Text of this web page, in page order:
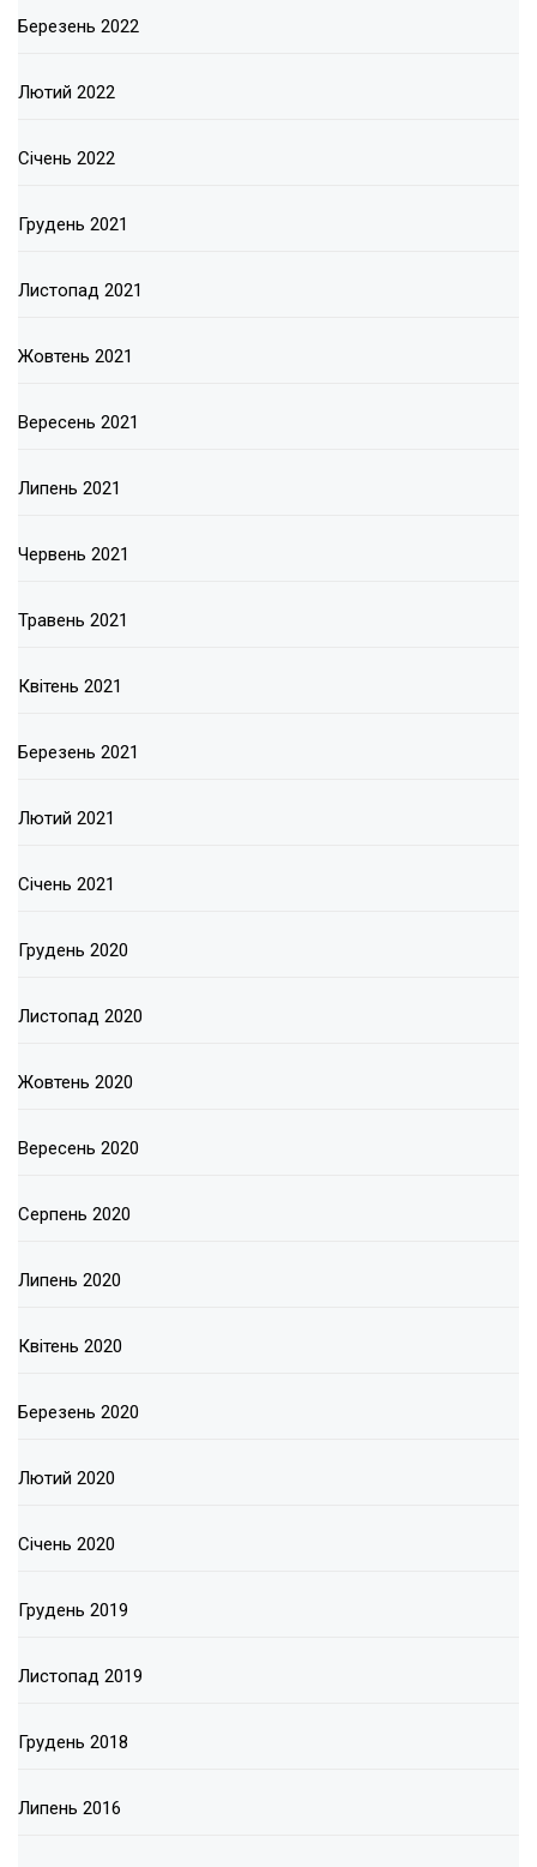
Березень 2022
Лютий 2022
Січень 2022
Грудень 2021
Листопад 2021
Жовтень 2021
Вересень 2021
Липень 2021
Червень 2021
Травень 2021
Квітень 2021
Березень 2021
Лютий 2021
Січень 2021
Грудень 2020
Листопад 2020
Жовтень 2020
Вересень 2020
Серпень 2020
Липень 2020
Квітень 2020
Березень 2020
Лютий 2020
Січень 2020
Грудень 2019
Листопад 2019
Грудень 2018
Липень 2016